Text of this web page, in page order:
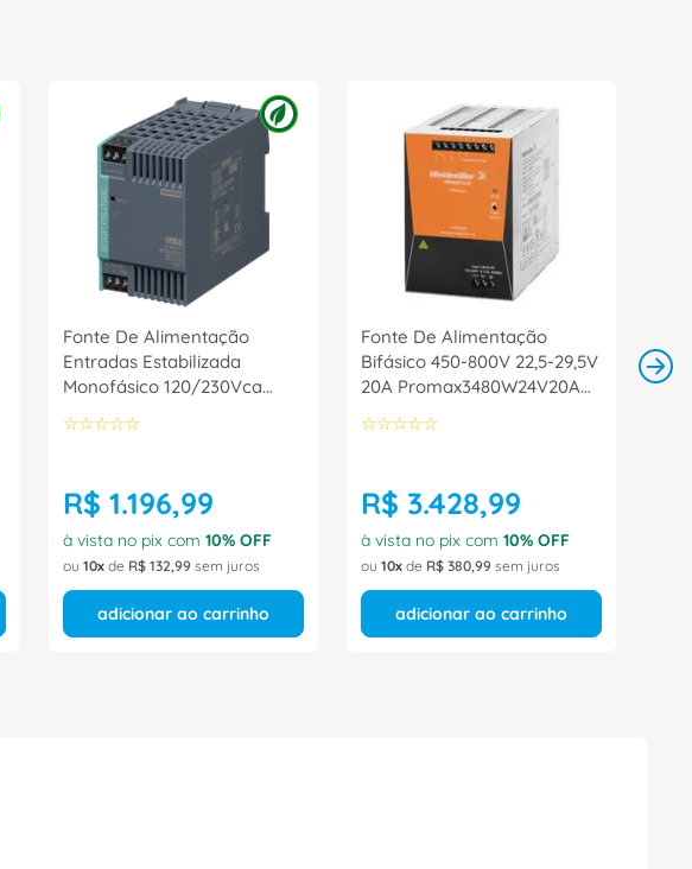
Fonte De Alimentação
Entradas Estabilizada
Monofásico 120/230Vca
24Vcc 140W 3,7A
6EP13325BA20 Siemens
☆☆☆☆☆
R$ 1.196,99
à vista no pix com 10% OFF
ou 10 de R$ 132,99 sem juros
adicionar ao carrinho
Fonte De Alimentação
Bifásico 450-800V 22,5-29,5V
20A Promax3480W24V20A
Weidmuller Conexel
☆☆☆☆☆
R$ 3.428,99
à vista no pix com 10% OFF
ou 10 de R$ 380,99 sem juros
adicionar ao carrinho